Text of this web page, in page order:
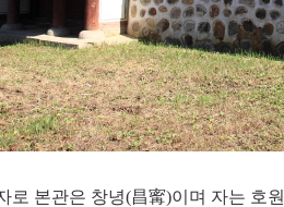
로 본관은 창녕(昌寗)이며 자는 호원